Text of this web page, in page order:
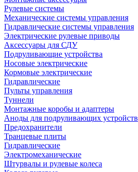
Рулевые системы
Механические системы управления
Гидравлические системы управления
Электрические рулевые приводы
Аксессуары для СДУ
Подруливающие устройства
Носовые электрические
Кормовые электрические
Гидравлические
Пульты управления
Туннели
Монтажные коробы и адаптеры
Аноды для подруливающих устройств
Предохранители
Транцевые плиты
Гидравлические
Электромеханические
Штурвалы и рулевые колеса